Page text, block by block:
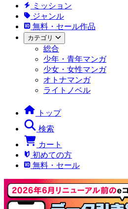
ミッション
ジャンル
無料・セール作品
カテゴリ
総合
少年・青年マンガ
少女・女性マンガ
オトナマンガ
ライトノベル
トップ
検索
カート
初めての方
無料・セール